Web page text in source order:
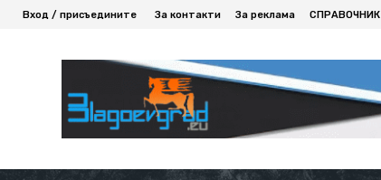
Вход / присъедините За контакти За реклама СПРАВОЧНИК